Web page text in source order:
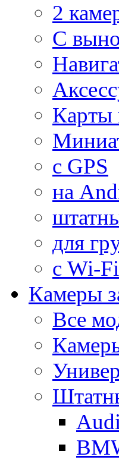
2
С
Карты
с GPS
на
для
с Wi-Fi
Камеры
Все
Audi